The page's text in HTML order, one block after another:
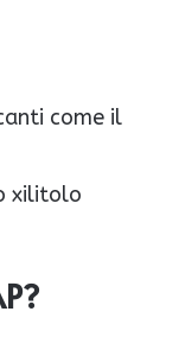
come il
xilitolo